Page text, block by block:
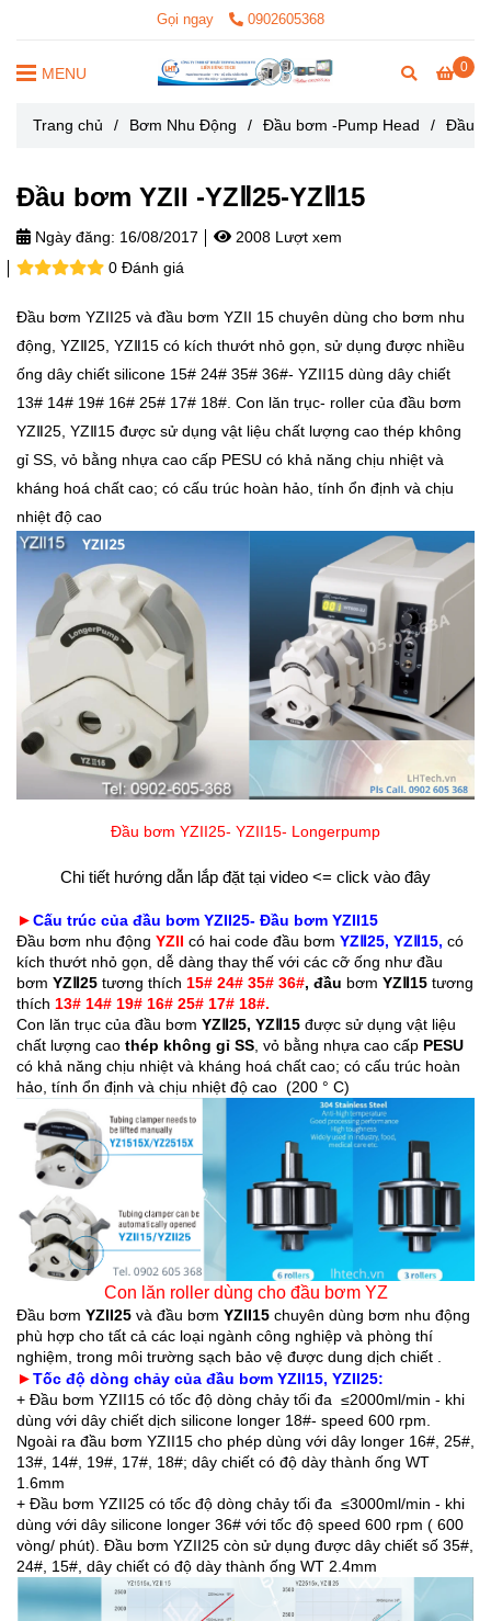
Gọi ngay 0902605368
0
MENU
Trang chủ / Bơm Nhu Động / Đầu bơm -Pump Head / Đầu
Đầu bơm YZII -YZⅡ25-YZⅡ15
Ngày đăng: 16/08/2017
2008 Lượt xem
0 Đánh giá
Đầu bơm YZII25 và đầu bơm YZII 15 chuyên dùng cho bơm nhu
động, YZⅡ25, YZⅡ15 có kích thướt nhỏ gọn, sử dụng được nhiều
ống dây chiết silicone 15# 24# 35# 36#- YZII15 dùng dây chiết
13# 14# 19# 16# 25# 17# 18#. Con lăn trục- roller của đầu bơm
YZⅡ25, YZⅡ15 được sử dụng vật liệu chất lượng cao thép không
gỉ SS, vỏ bằng nhựa cao cấp PESU có khả năng chịu nhiệt và
kháng hoá chất cao; có cấu trúc hoàn hảo, tính ổn định và chịu
nhiệt độ cao
Đầu bơm YZII25- YZII15- Longerpump
Chi tiết hướng dẫn lắp đặt tại video <= click vào đây
►Cấu trúc của đầu bơm YZII25- Đầu bơm YZII15
Đầu bơm nhu động YZII có hai code đầu bơm YZⅡ25, YZⅡ15, có
kích thướt nhỏ gọn, dễ dàng thay thế với các cỡ ống như đầu
bơm YZⅡ25 tương thích 15# 24# 35# 36#, đầu bơm YZⅡ15 tương
thích 13# 14# 19# 16# 25# 17# 18#.
Con lăn trục của đầu bơm YZⅡ25, YZⅡ15 được sử dụng vật liệu
chất lượng cao thép không gỉ SS , vỏ bằng nhựa cao cấp PESU
có khả năng chịu nhiệt và kháng hoá chất cao; có cấu trúc hoàn
hảo, tính ổn định và chịu nhiệt độ cao  (200 ° C)
Con lăn roller dùng cho đầu bơm YZ
Đầu bơm YZII25 và đầu bơm YZII15 chuyên dùng bơm nhu động
phù hợp cho tất cả các loại ngành công nghiệp và phòng thí
nghiệm, trong môi trường sạch bảo vệ được dung dịch chiết .
►Tốc độ dòng chảy của đầu bơm YZII15, YZII25:
+ Đầu bơm YZII15 có tốc độ dòng chảy tối đa ≤2000ml/min - khi
dùng với dây chiết dịch silicone longer 18#- speed 600 rpm.
13#, 14#, 19#, 17#, 18#; dây chiết có độ dày thành ống WT
1.6mm
+ Đầu bơm YZII25 có tốc độ dòng chảy tối đa ≤3000ml/min - khi
dùng với dây silicone longer 36# với tốc độ speed 600 rpm ( 600
vòng/ phút). Đầu bơm YZII25 còn sử dụng được dây chiết số 35#,
24#, 15#, dây chiết có độ dày thành ống WT 2.4mm